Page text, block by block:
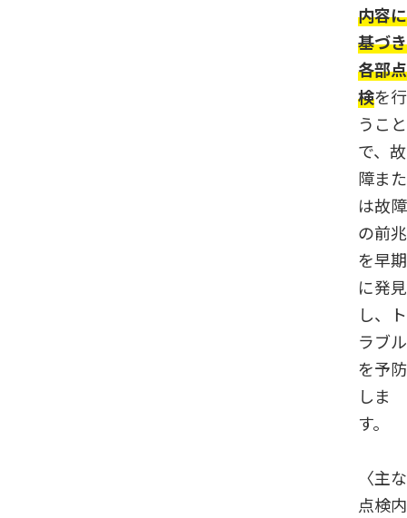
内容に
基づき
各部点
検を行
うこと
で、故
障また
は故障
の前兆
を早期
に発見
し、ト
ラブル
を予防
しま
す。
〈主な
点検内